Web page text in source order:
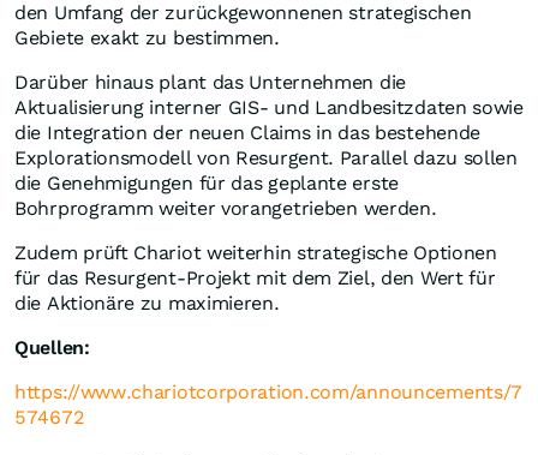
den Umfang der zurückgewonnenen strategischen
Gebiete exakt zu bestimmen.
Darüber hinaus plant das Unternehmen die
Aktualisierung interner GIS- und Landbesitzdaten sowie
die Integration der neuen Claims in das bestehende
Explorationsmodell von Resurgent. Parallel dazu sollen
die Genehmigungen für das geplante erste
Bohrprogramm weiter vorangetrieben werden.
Zudem prüft Chariot weiterhin strategische Optionen
für das Resurgent-Projekt mit dem Ziel, den Wert für
die Aktionäre zu maximieren.
Quellen:
https://www.chariotcorporation.com/announcements/7
574672